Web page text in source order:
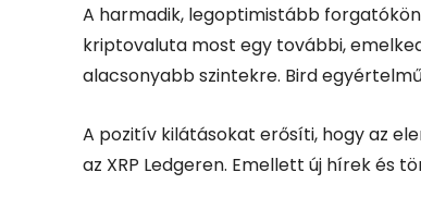
A harmadik, legoptimistább
kriptovaluta most egy további,
alacsonyabb szintekre. Bird
A pozitív kilátásokat erősíti, hogy az
az XRP Ledgeren. Emellett új hírek és